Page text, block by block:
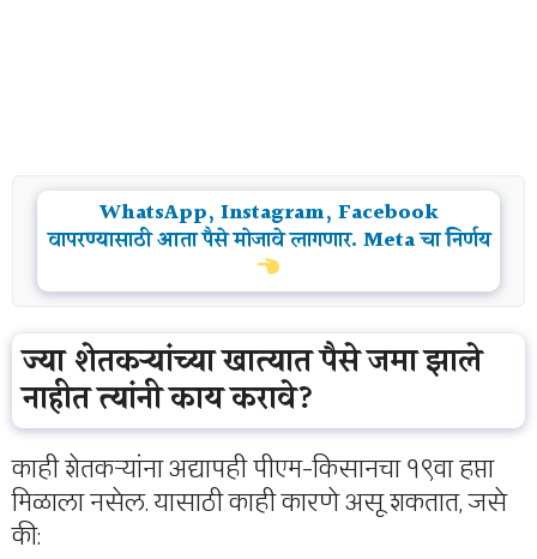
WhatsApp, Instagram, Facebook
वापरण्यासाठी आता पैसे मोजावे लागणार. Meta चा निर्णय
ज्या शेतकऱ्यांच्या खात्यात पैसे जमा झाले
नाहीत त्यांनी काय करावे?
काही शेतकऱ्यांना अद्यापही पीएम-किसानचा १९वा हप्ता
मिळाला नसेल. यासाठी काही कारणे असू शकतात, जसे
की: